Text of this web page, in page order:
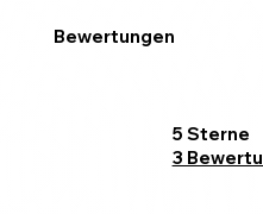
Bewertungen
5 Sterne
3